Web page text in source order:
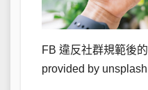
FB 違反社群規範後
provided by unsplash